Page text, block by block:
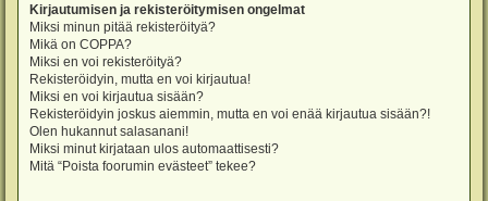
Kirjautumisen ja rekisteröitymisen ongelmat
Miksi minun pitää rekisteröityä?
Mikä on COPPA?
Miksi en voi rekisteröityä?
Rekisteröidyin, mutta en voi kirjautua!
Miksi en voi kirjautua sisään?
Rekisteröidyin joskus aiemmin, mutta en voi enää kirjautua sisään?!
Olen hukannut salasanani!
Miksi minut kirjataan ulos automaattisesti?
Mitä “Poista foorumin evästeet” tekee?